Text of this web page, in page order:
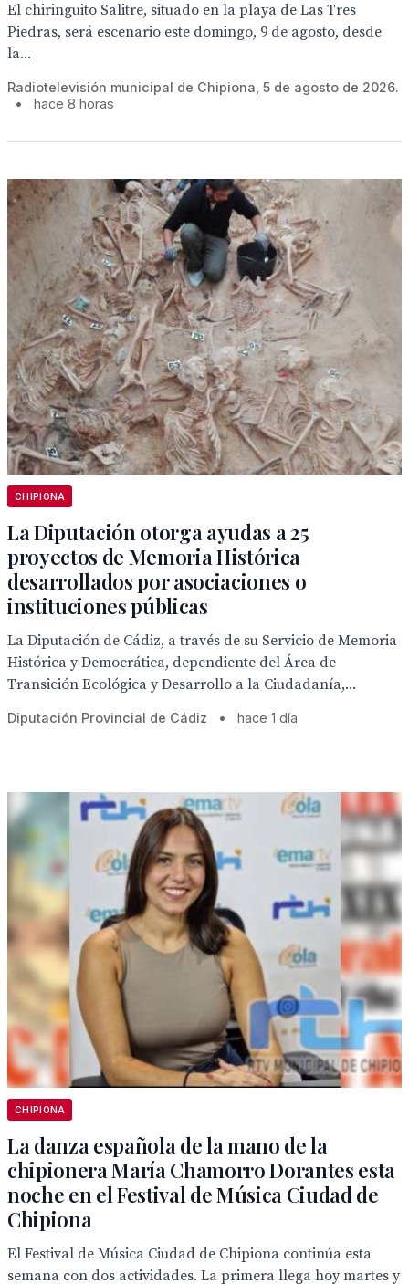
El chiringuito Salitre, situado en la playa de Las Tres
Piedras, será escenario este domingo, 9 de agosto, desde
la...
Radiotelevisión municipal de Chipiona, 5 de agosto de 2026.
•
hace 8 horas
CHIPIONA
La Diputación otorga ayudas a 25
proyectos de Memoria Histórica
desarrollados por asociaciones o
instituciones públicas
La Diputación de Cádiz, a través de su Servicio de Memoria
Histórica y Democrática, dependiente del Área de
Transición Ecológica y Desarrollo a la Ciudadanía,...
Diputación Provincial de Cádiz • hace 1 día
CHIPIONA
La danza española de la mano de la
chipionera María Chamorro Dorantes esta
noche en el Festival de Música Ciudad de
Chipiona
El Festival de Música Ciudad de Chipiona continúa esta
semana con dos actividades. La primera llega hoy martes y